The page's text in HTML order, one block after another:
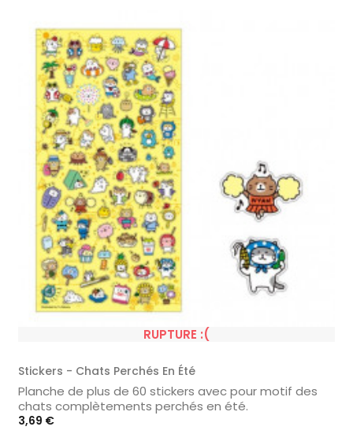
RUPTURE :(
Stickers - Chats Perchés En Été
Planche de plus de 60 stickers avec pour motif des
chats complètements perchés en été.
Prix
3,69 €